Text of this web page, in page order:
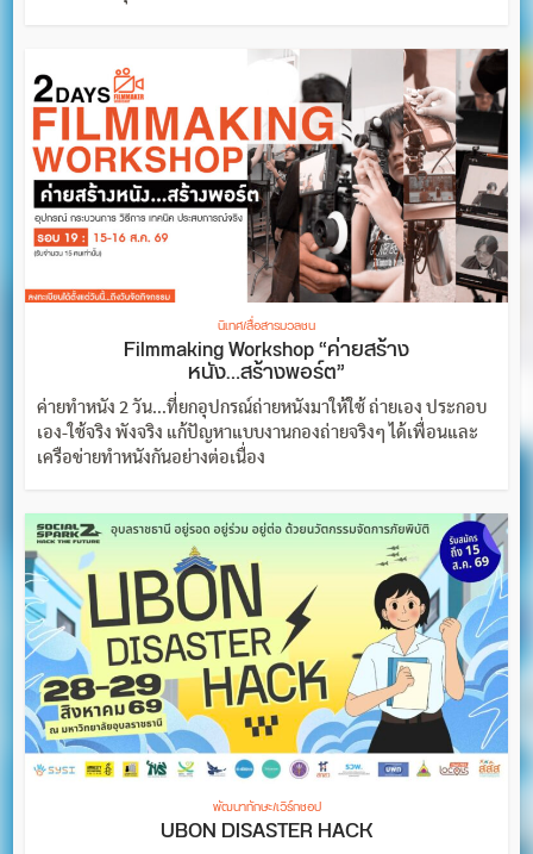
นิเทศ/สื่อสารมวลชน
Filmmaking Workshop “ค่ายสร้าง
หนัง…สร้างพอร์ต”
ค่ายทำหนัง 2 วัน...ที่ยกอุปกรณ์ถ่ายหนังมาให้ใช้ ถ่ายเอง ประกอบ
เอง-ใช้จริง พังจริง แก้ปัญหาแบบงานกองถ่ายจริงๆ ได้เพื่อนและ
เครือข่ายทำหนังกันอย่างต่อเนื่อง
พัฒนาทักษะ/เวิร์กชอป
UBON DISASTER HACK